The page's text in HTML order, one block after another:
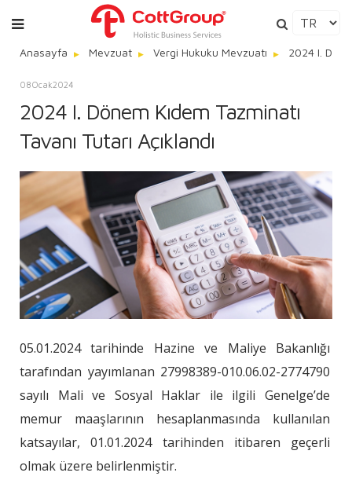
Anasayfa Mevzuat Vergi Hukuku Mevzuatı 2024 I.
08Ocak2024
2024 I. Dönem Kıdem Tazminatı
Tavanı Tutarı Açıklandı
05.01.2024 tarihinde Hazine ve Maliye Bakanlığı
tarafından yayımlanan 27998389-010.06.02-2774790
sayılı Mali ve Sosyal Haklar ile ilgili Genelge’de
memur maaşlarının hesaplanmasında kullanılan
katsayılar, 01.01.2024 tarihinden itibaren geçerli
olmak üzere belirlenmiştir.